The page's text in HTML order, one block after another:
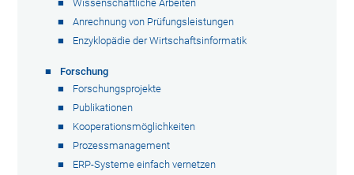
Wissenschaftliche Arbeiten
Anrechnung von Prüfungsleistungen
Enzyklopädie der Wirtschaftsinformatik
Forschung
Forschungsprojekte
Publikationen
Kooperationsmöglichkeiten
Prozessmanagement
ERP-Systeme einfach vernetzen